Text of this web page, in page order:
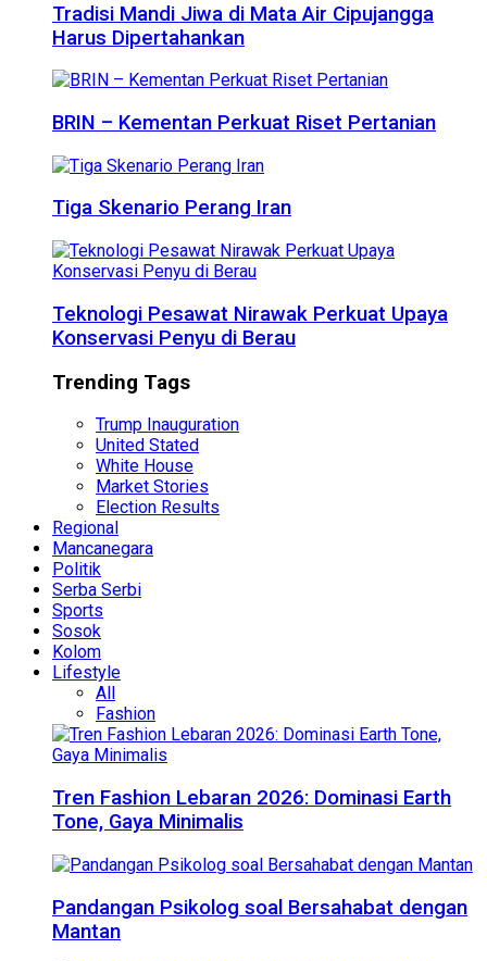
Tradisi Mandi Jiwa di Mata Air Cipujangga
Harus Dipertahankan
BRIN – Kementan Perkuat Riset Pertanian
Tiga Skenario Perang Iran
Teknologi Pesawat Nirawak Perkuat Upaya
Konservasi Penyu di Berau
Trending Tags
Trump Inauguration
United Stated
White House
Market Stories
Election Results
Regional
Mancanegara
Politik
Serba Serbi
Sports
Sosok
Kolom
Lifestyle
All
Fashion
Tren Fashion Lebaran 2026: Dominasi Earth
Tone, Gaya Minimalis
Pandangan Psikolog soal Bersahabat dengan
Mantan